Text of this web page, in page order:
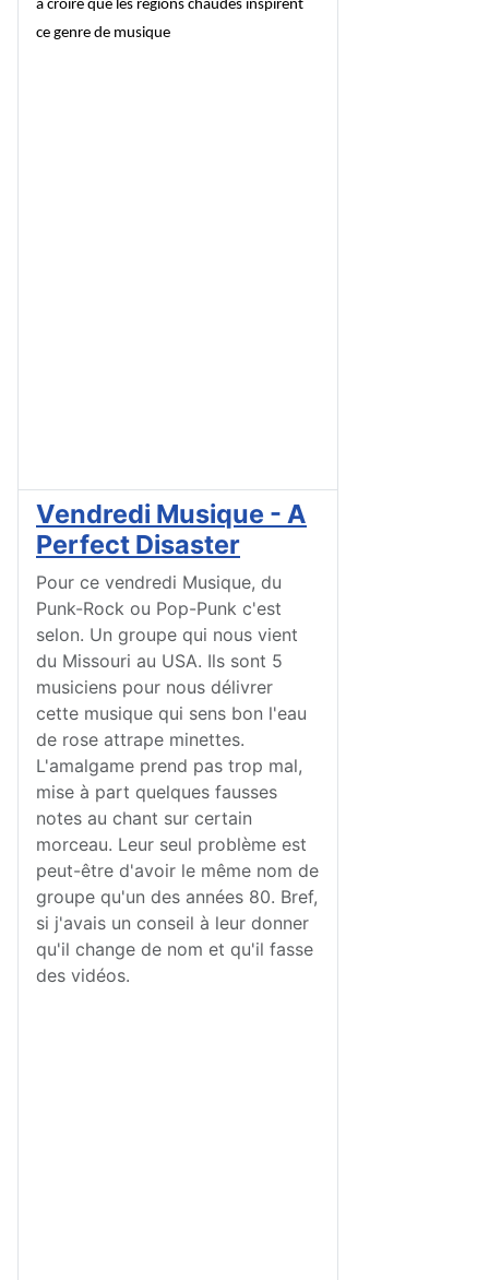
à croire que les régions chaudes inspirent
ce genre de musique
Vendredi Musique - A
Perfect Disaster
Pour ce vendredi Musique, du
Punk-Rock ou Pop-Punk c'est
selon. Un groupe qui nous vient
du Missouri au USA. Ils sont 5
musiciens pour nous délivrer
cette musique qui sens bon l'eau
de rose attrape minettes.
L'amalgame prend pas trop mal,
mise à part quelques fausses
notes au chant sur certain
morceau. Leur seul problème est
peut-être d'avoir le même nom de
groupe qu'un des années 80. Bref,
si j'avais un conseil à leur donner
qu'il change de nom et qu'il fasse
des vidéos.